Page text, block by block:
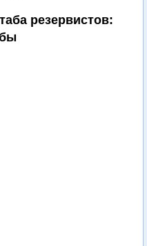
резервистов: